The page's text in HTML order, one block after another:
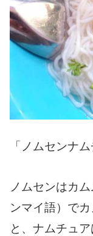
「ノムセンナ
ノムセンはカ
ンマイ語）で
と、ナムチュ